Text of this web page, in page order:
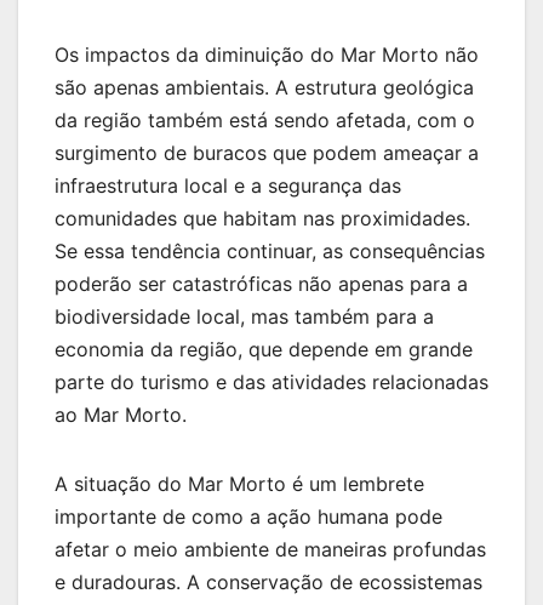
Os impactos da diminuição do Mar Morto não
são apenas ambientais. A estrutura geológica
da região também está sendo afetada, com o
surgimento de buracos que podem ameaçar a
infraestrutura local e a segurança das
comunidades que habitam nas proximidades.
Se essa tendência continuar, as consequências
poderão ser catastróficas não apenas para a
biodiversidade local, mas também para a
economia da região, que depende em grande
parte do turismo e das atividades relacionadas
ao Mar Morto.
A situação do Mar Morto é um lembrete
importante de como a ação humana pode
afetar o meio ambiente de maneiras profundas
e duradouras. A conservação de ecossistemas